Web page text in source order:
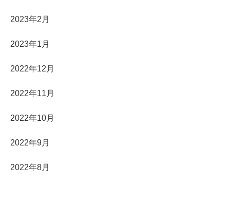
2023年2月
2023年1月
2022年12月
2022年11月
2022年10月
2022年9月
2022年8月